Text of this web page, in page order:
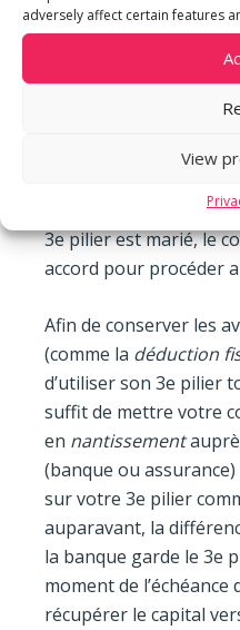
adversely affect certain features
View
utiliser le bien
du bien peut
si l’assuré prouve
tout ou partie d’un 3e
moment du
3e pilier est marié, le
accord pour procéder
Afin de conserver les
(comme la déduction
d’utiliser son 3e pilier
suffit de mettre votre
en nantissement
(banque ou
sur votre 3e pilier
auparavant, la
la banque garde le 3e
moment de
récupérer le capital